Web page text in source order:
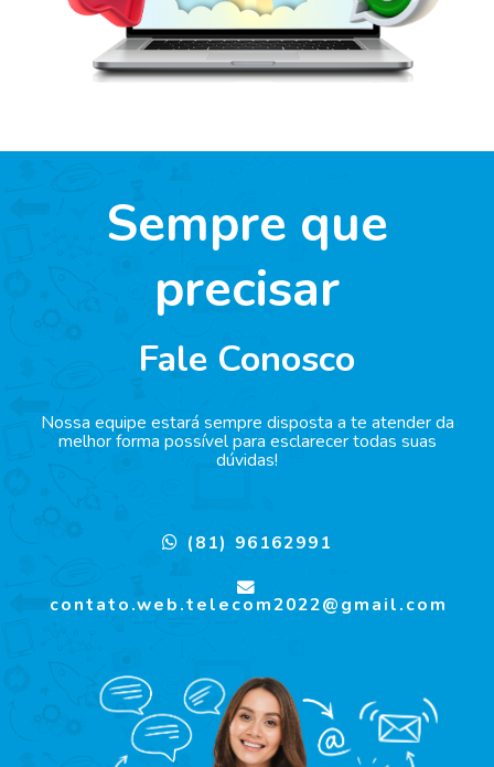
Sempre que
precisar
Fale Conosco
Nossa equipe estará sempre disposta a te atender da
melhor forma possível para esclarecer todas suas
dúvidas!
(81) 96162991
contato.web.telecom2022@gmail.com